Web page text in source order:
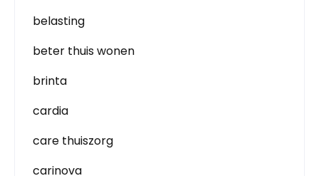
belasting
beter thuis wonen
brinta
cardia
care thuiszorg
carinova